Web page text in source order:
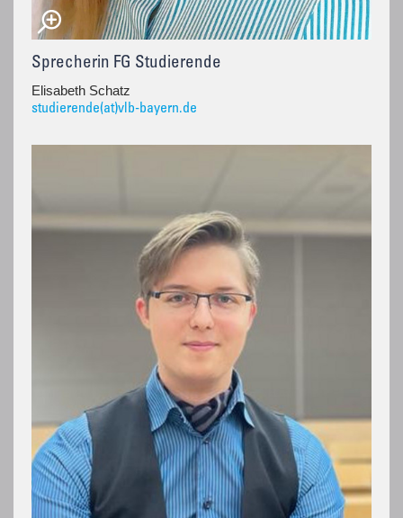
Sprecherin FG Studierende
Elisabeth Schatz
studierende(at)vlb-bayern.de